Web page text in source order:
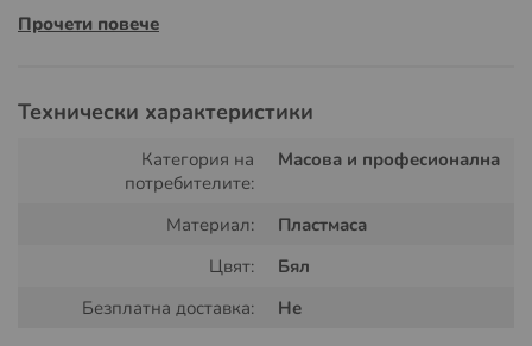
против насекоми.
Прочети повече
Технически характеристики
Категория на
потребителите:
Масова и професионална
Материал:
Пластмаса
Цвят:
Бял
Безплатна доставка:
Не